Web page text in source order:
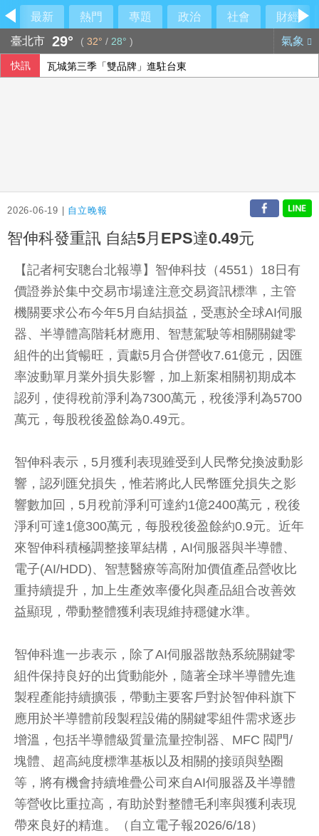
最新 熱門 專題 政治 社會
財經
臺北市 29° ( 32° / 28° ) 氣象
快訊 瓦城第三季「雙品牌」進駐台東
2026-06-19 | 自立晚報
智伸科發重訊 自結5月EPS達0.49元
【記者柯安聰台北報導】智伸科技（4551）18日有
價證券於集中交易市場達注意交易資訊標準，主管
機關要求公布今年5月自結損益，受惠於全球AI伺服
器、半導體高階耗材應用、智慧駕駛等相關關鍵零
組件的出貨暢旺，貢獻5月合併營收7.61億元，因匯
率波動單月業外損失影響，加上新案相關初期成本
認列，使得稅前淨利為7300萬元，稅後淨利為5700
萬元，每股稅後盈餘為0.49元。
智伸科表示，5月獲利表現雖受到人民幣兌換波動影
響，認列匯兌損失，惟若將此人民幣匯兌損失之影
響數加回，5月稅前淨利可達約1億2400萬元，稅後
淨利可達1億300萬元，每股稅後盈餘約0.9元。近年
來智伸科積極調整接單結構，AI伺服器與半導體、
電子(AI/HDD)、智慧醫療等高附加價值產品營收比
重持續提升，加上生產效率優化與產品組合改善效
益顯現，帶動整體獲利表現維持穩健水準。
智伸科進一步表示，除了AI伺服器散熱系統關鍵零
組件保持良好的出貨動能外，隨著全球半導體先進
製程產能持續擴張，帶動主要客戶對於智伸科旗下
應用於半導體前段製程設備的關鍵零組件需求逐步
增溫，包括半導體級質量流量控制器、MFC 閥門/
塊體、超高純度標準基板以及相關的接頭與墊圈
等，將有機會持續堆疊公司來自AI伺服器及半導體
等營收比重拉高，有助於對整體毛利率與獲利表現
帶來良好的精進。（自立電子報2026/6/18）